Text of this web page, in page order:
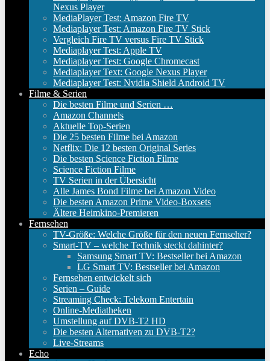
Nexus Player
MediaPlayer Test: Amazon Fire TV
Mediaplayer Test: Amazon Fire TV Stick
Vergleich Fire TV versus Fire TV Stick
Mediaplayer Test: Apple TV
Mediaplayer Test: Google Chromecast
Mediaplayer Text: Google Nexus Player
Mediaplayer Test: Nvidia Shield Android TV
Filme & Serien
Die besten Filme und Serien …
Amazon Channels
Aktuelle Top-Serien
Die 25 besten Filme bei Amazon
Netflix: Die 12 besten Original Series
Die besten Science Fiction Filme
Science Fiction Filme
TV Serien in der Übersicht
Alle James Bond Filme bei Amazon Video
Die besten Amazon Prime Video-Boxsets
Ältere Heimkino-Premieren
Fernsehen
TV-Größe: Welche Größe für den neuen Fernseher?
Smart-TV – welche Technik steckt dahinter?
Samsung Smart TV: Bestseller bei Amazon
LG Smart TV: Bestseller bei Amazon
Fernsehen entwickelt sich
Serien – Guide
Streaming Check: Telekom Entertain
Online-Mediatheken
Umstellung auf DVB-T2 HD
Die besten Alternativen zu DVB-T2?
Live-Streams
Echo